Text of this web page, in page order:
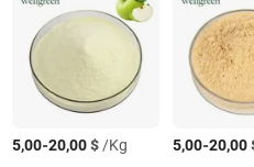
5,00-20,00$/Kg 5,00-20,00